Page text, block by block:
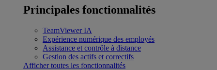
Principales fonctionnalités
TeamViewer IA
Expérience numérique des employés
Assistance et contrôle à distance
Gestion des actifs et correctifs
Afficher toutes les fonctionnalités